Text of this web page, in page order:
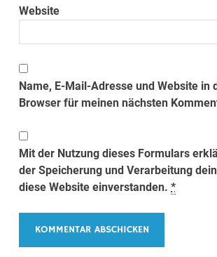
Website
Name, E-Mail-Adresse und Website in
Browser für meinen nächsten
Mit der Nutzung dieses Formulars
der Speicherung und Verarbeitung
diese Website einverstanden.*